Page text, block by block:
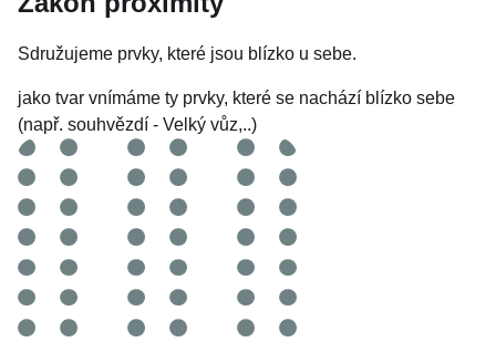
Sdružujeme prvky, které jsou blízko u sebe.
jako tvar vnímáme ty prvky, které se nachází blízko sebe
(např. souhvězdí - Velký vůz,..)